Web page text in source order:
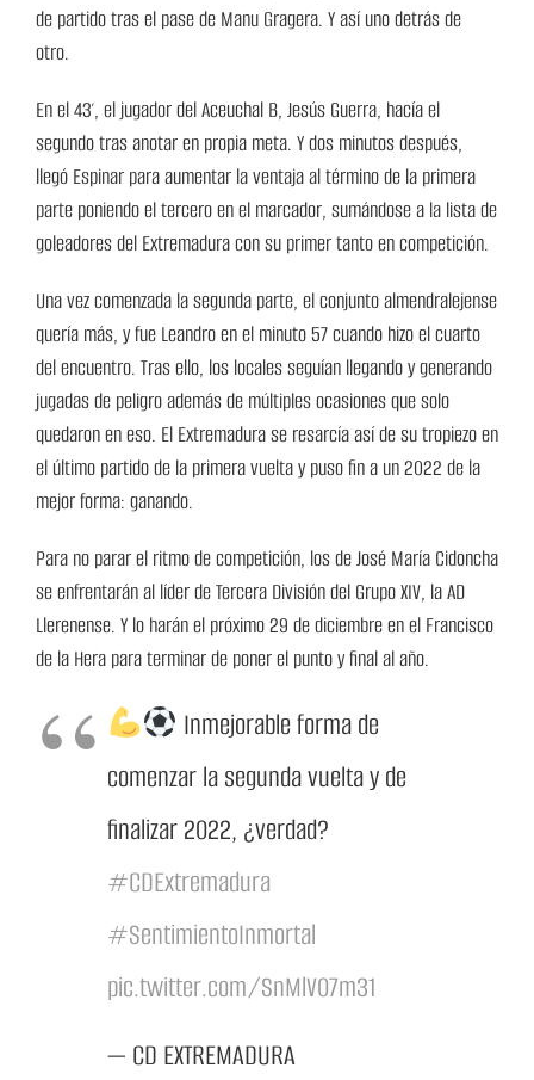
de partido tras el pase de Manu Gragera. Y así uno detrás de
otro.
En el 43′, el jugador del Aceuchal B, Jesús Guerra, hacía el
segundo tras anotar en propia meta. Y dos minutos después,
llegó Espinar para aumentar la ventaja al término de la primera
parte poniendo el tercero en el marcador, sumándose a la lista de
goleadores del Extremadura con su primer tanto en competición.
Una vez comenzada la segunda parte, el conjunto almendralejense
quería más, y fue Leandro en el minuto 57 cuando hizo el cuarto
del encuentro. Tras ello, los locales seguían llegando y generando
jugadas de peligro además de múltiples ocasiones que solo
quedaron en eso. El Extremadura se resarcía así de su tropiezo en
el último partido de la primera vuelta y puso fin a un 2022 de la
mejor forma: ganando.
Para no parar el ritmo de competición, los de José María Cidoncha
se enfrentarán al líder de Tercera División del Grupo XIV, la AD
Llerenense. Y lo harán el próximo 29 de diciembre en el Francisco
de la Hera para terminar de poner el punto y final al año.
Inmejorable forma de
comenzar la segunda vuelta y de
finalizar 2022, ¿verdad?
#CDExtremadura
#SentimientoInmortal
pic.twitter.com/SnMlV07m31
— CD EXTREMADURA